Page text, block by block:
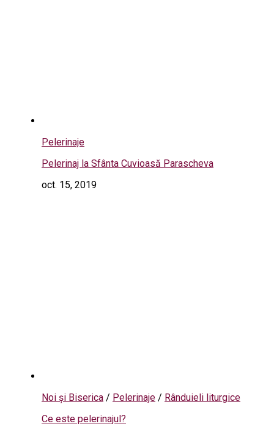
Pelerinaje
Pelerinaj la Sfânta Cuvioasă Parascheva
oct. 15, 2019
Noi și Biserica / Pelerinaje / Rânduieli liturgice
Ce este pelerinajul?